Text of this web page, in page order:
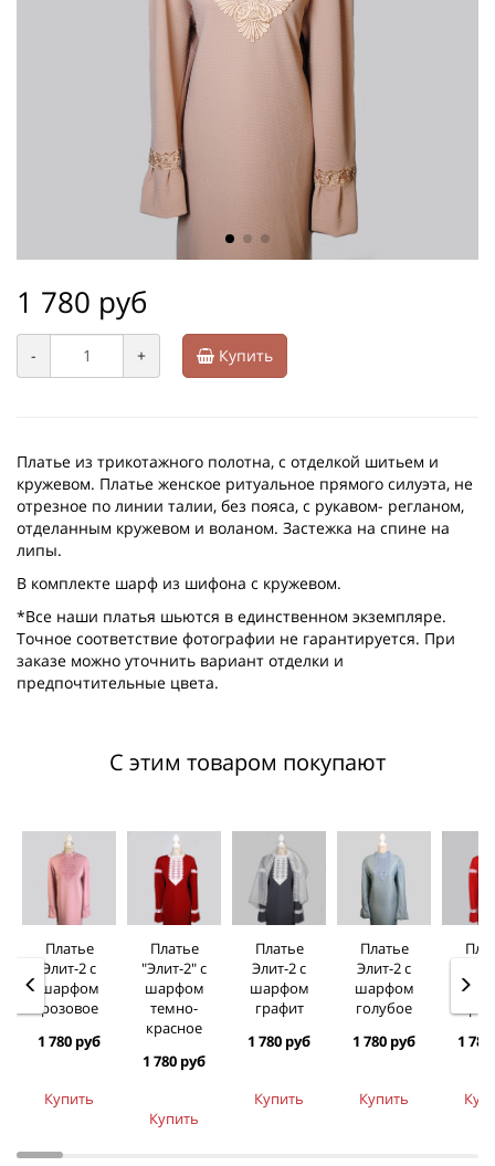
1 780 руб
- + Купить
Платье из трикотажного полотна, с отделкой шитьем и
кружевом. Платье женское ритуальное прямого силуэта, не
отрезное по линии талии, без пояса, с рукавом- регланом,
отделанным кружевом и воланом. Застежка на спине на
липы.
В комплекте шарф из шифона с кружевом.
*Все наши платья шьются в единственном экземпляре.
Точное соответствие фотографии не гарантируется. При
заказе можно уточнить вариант отделки и
предпочтительные цвета.
С этим товаром покупают
Платье
Элит-2 с
шарфом
розовое
1 780 руб
Купить
Платье
"Элит-2" с
шарфом
темно-
красное
1 780 руб
Купить
Платье
Элит-2 с
шарфом
графит
1 780 руб
Купить
Платье
Элит-2 с
шарфом
голубое
1 780 руб
Купить
1